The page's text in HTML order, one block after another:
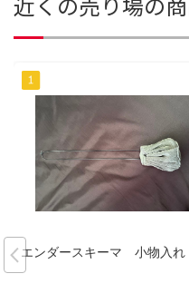
エンダースキーマ 小物入れ